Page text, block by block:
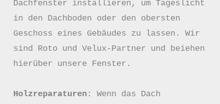
Dachfenster installieren, um Tageslicht
in den Dachboden oder den obersten
Geschoss eines Gebäudes zu lassen. Wir
sind Roto und Velux-Partner und beiehen
hierüber unsere Fenster.
Holzreparaturen:
Wenn das Dach